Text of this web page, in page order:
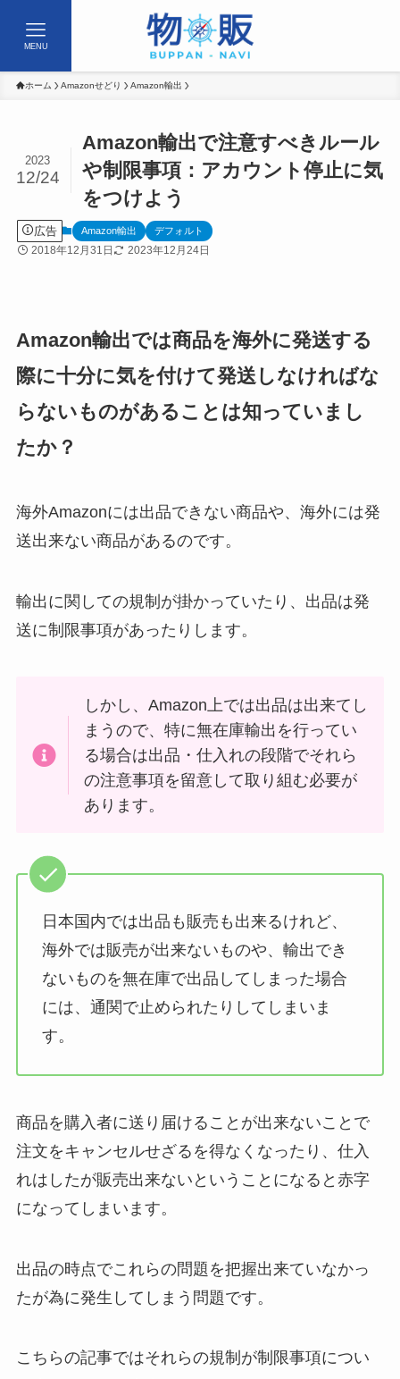
MENU
ホーム Amazonせどり Amazon輸出
Amazon輸出で注意すべきルール
や制限事項：アカウント停止に気
をつけよう
2023
12/24
広告 Amazon輸出 デフォルト
2018年12月31日 2023年12月24日
Amazon輸出では商品を海外に発送する
際に十分に気を付けて発送しなければな
らないものがあることは知っていまし
たか？
海外Amazonには出品できない商品や、海外には発
送出来ない商品があるのです。
輸出に関しての規制が掛かっていたり、出品は発
送に制限事項があったりします。
しかし、Amazon上では出品は出来てし
まうので、特に無在庫輸出を行ってい
る場合は出品・仕入れの段階でそれら
の注意事項を留意して取り組む必要が
あります。
日本国内では出品も販売も出来るけれど、
海外では販売が出来ないものや、輸出でき
ないものを無在庫で出品してしまった場合
には、通関で止められたりしてしまいま
す。
商品を購入者に送り届けることが出来ないことで
注文をキャンセルせざるを得なくなったり、仕入
れはしたが販売出来ないということになると赤字
になってしまいます。
出品の時点でこれらの問題を把握出来ていなかっ
たが為に発生してしまう問題です。
こちらの記事ではそれらの規制が制限事項につい